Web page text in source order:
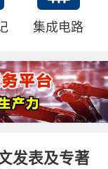
集成电路
发表及专著